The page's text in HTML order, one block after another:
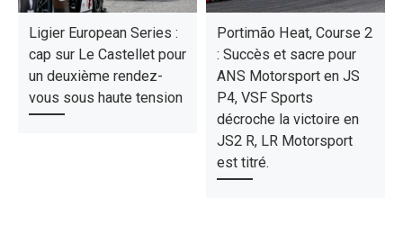
Ligier European Series :
cap sur Le Castellet pour
un deuxième rendez-
vous sous haute tension
Portimão Heat, Course 2
: Succès et sacre pour
ANS Motorsport en JS
P4, VSF Sports
décroche la victoire en
JS2 R, LR Motorsport
est titré.